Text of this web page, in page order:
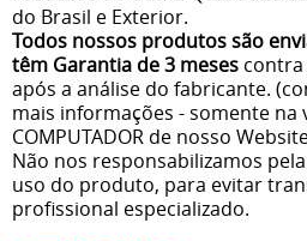
do Brasil e Exterior.
Todos nossos produtos são
têm Garantia de 3 meses contra
após a análise do fabricante.
mais informações - somente na
COMPUTADOR de nosso
Não nos responsabilizamos
uso do produto, para evitar
profissional especializado.